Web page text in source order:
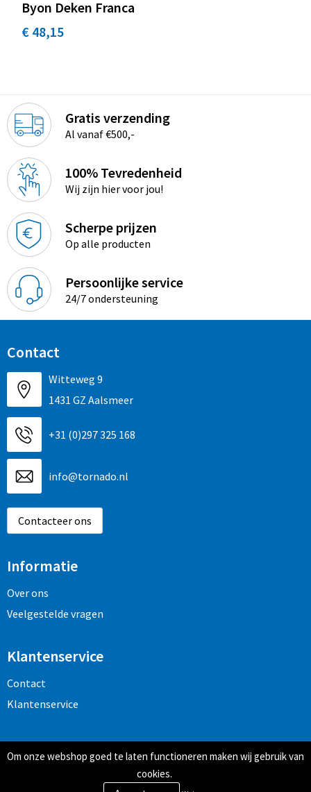
Byon Deken Franca
€ 48,15
Gratis verzending
Al vanaf €500,-
100% Tevredenheid
Wij zijn hier voor jou!
Scherpe prijzen
Op alle producten
Persoonlijke service
24/7 ondersteuning
Contact
Witteweg 9
1431 GZ Aalsmeer
+31 (0)297 325 168
info@tornado.nl
Contacteer ons
Informatie
Over ons
Veelgestelde vragen
Klantenservice
Contact
Klantenservice
Veilig winkelen
Om onze webshop goed te laten functioneren maken wij gebruik van
cookies.